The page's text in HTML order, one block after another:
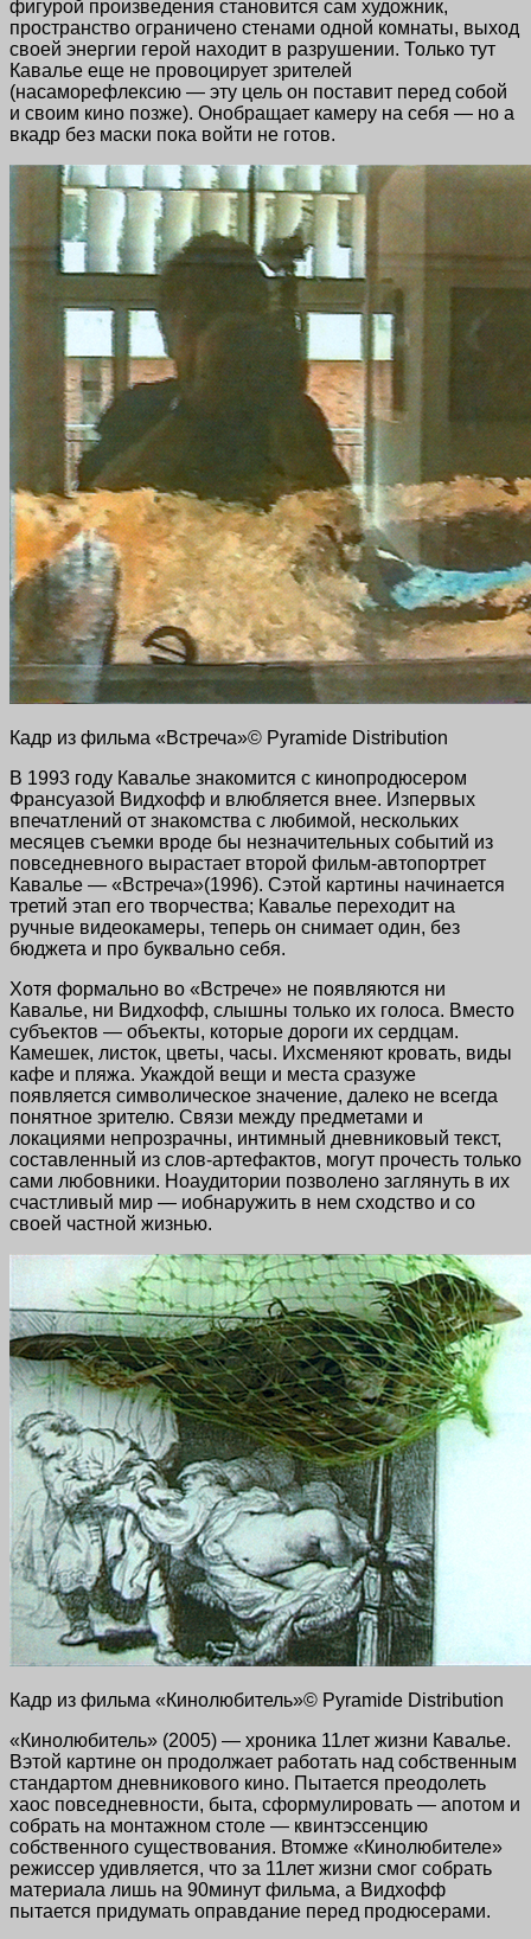
фигурой произведения становится сам художник,
пространство ограничено стенами одной комнаты, выход
своей энергии герой находит в разрушении. Только тут
Кавалье еще не провоцирует зрителей
(насаморефлексию — эту цель он поставит перед собой
и своим кино позже). Онобращает камеру на себя — но а
вкадр без маски пока войти не готов.
Кадр из фильма «Встреча»© Pyramide Distribution
В 1993 году Кавалье знакомится с кинопродюсером
Франсуазой Видхофф и влюбляется внее. Изпервых
впечатлений от знакомства с любимой, нескольких
месяцев съемки вроде бы незначительных событий из
повседневного вырастает второй фильм-автопортрет
Кавалье — «Встреча»(1996). Сэтой картины начинается
третий этап его творчества; Кавалье переходит на
ручные видеокамеры, теперь он снимает один, без
бюджета и про буквально себя.
Хотя формально во «Встрече» не появляются ни
Кавалье, ни Видхофф, слышны только их голоса. Вместо
субъектов — объекты, которые дороги их сердцам.
Камешек, листок, цветы, часы. Ихсменяют кровать, виды
кафе и пляжа. Укаждой вещи и места сразуже
появляется символическое значение, далеко не всегда
понятное зрителю. Связи между предметами и
локациями непрозрачны, интимный дневниковый текст,
составленный из слов-артефактов, могут прочесть только
сами любовники. Ноаудитории позволено заглянуть в их
счастливый мир — иобнаружить в нем сходство и со
своей частной жизнью.
Кадр из фильма «Кинолюбитель»© Pyramide Distribution
«Кинолюбитель» (2005) — хроника 11лет жизни Кавалье.
Вэтой картине он продолжает работать над собственным
стандартом дневникового кино. Пытается преодолеть
хаос повседневности, быта, сформулировать — апотом и
собрать на монтажном столе — квинтэссенцию
собственного существования. Втомже «Кинолюбителе»
режиссер удивляется, что за 11лет жизни смог собрать
материала лишь на 90минут фильма, а Видхофф
пытается придумать оправдание перед продюсерами.